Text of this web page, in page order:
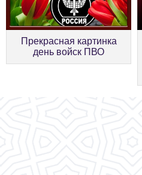
Прекрасная картинка
день войск ПВО